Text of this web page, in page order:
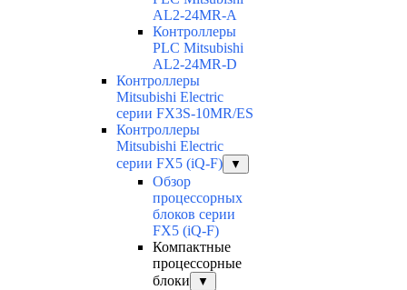
AL2-24MR-A
Контроллеры
PLC Mitsubishi
AL2-24MR-D
Контроллеры
Mitsubishi Electric
серии FX3S-10MR/ES
Контроллеры
Mitsubishi Electric
серии FX5 (iQ-F)
▼
Обзор
процессорных
блоков серии
FX5 (iQ-F)
Компактные
процессорные
блоки
▼